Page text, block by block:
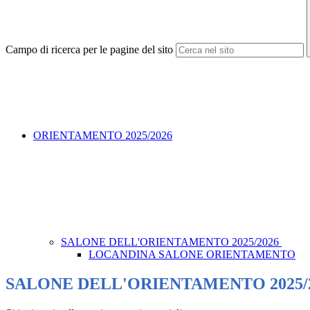
Campo di ricerca per le pagine del sito
ORIENTAMENTO 2025/2026
SALONE DELL'ORIENTAMENTO 2025/2026
LOCANDINA SALONE ORIENTAMENTO
SALONE DELL'ORIENTAMENTO 2025/